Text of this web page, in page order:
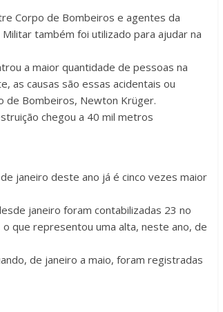
Corpo de Bombeiros e agentes da
também foi utilizado para ajudar na
a maior quantidade de pessoas na
as causas são essas acidentais ou
de Bombeiros, Newton Krüger.
chegou a 40 mil metros
janeiro deste ano já é cinco vezes maior
janeiro foram contabilizadas 23 no
que representou uma alta, neste ano, de
de janeiro a maio, foram registradas